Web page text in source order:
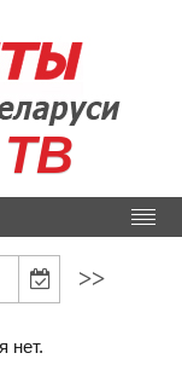
ТВ
>>
нет.